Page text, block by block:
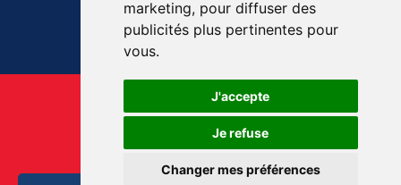
marketing, pour diffuser des
publicités plus pertinentes pour
vous.
J'accepte
Je refuse
Changer mes préférences